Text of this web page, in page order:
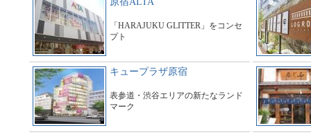
「HARAJUKU GLITTER」をコンセ
プト
キュープラザ原宿
表参道・渋谷エリアの新たなランド
マーク